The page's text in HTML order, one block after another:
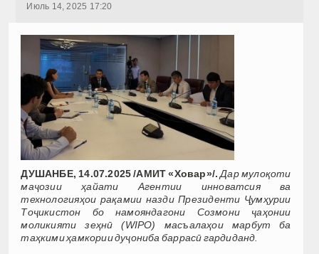
Июль 14, 2025 17:20
ДУШАНБЕ, 14.07.2025 /АМИТ «Ховар»/. Дар мулоқоти
маҷозии ҳайати Агентии инноватсия ва
технологияҳои рақамии назди Президенти Ҷумҳурии
Тоҷикистон бо намояндагони Созмони ҷаҳонии
моликияти зеҳнӣ (WIPO) масъалаҳои марбут ба
таҳкими ҳамкории дуҷониба баррасӣ гардиданд.